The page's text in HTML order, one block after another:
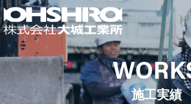
施工実績